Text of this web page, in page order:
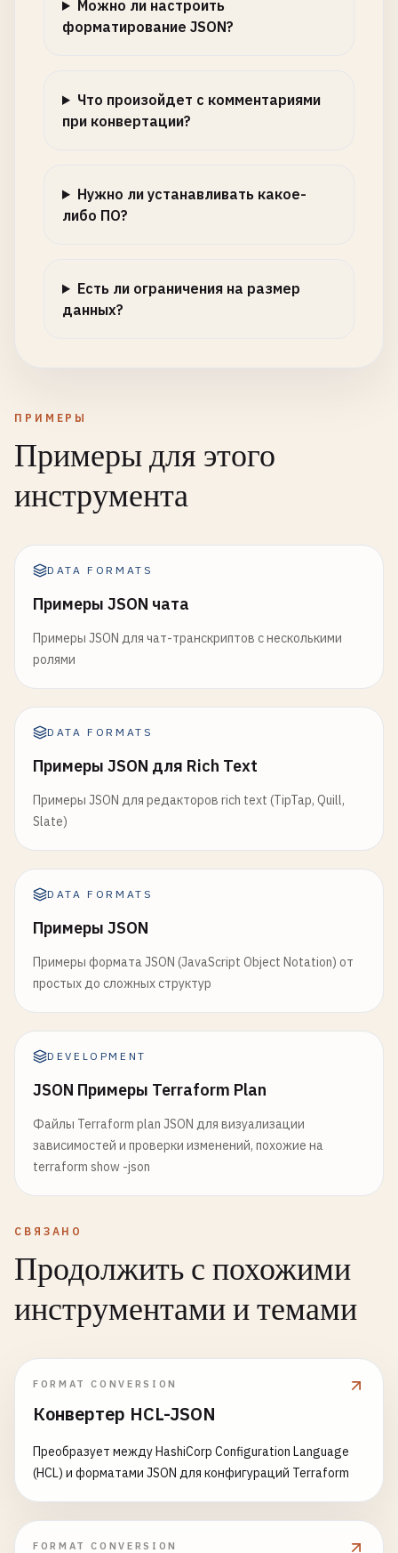
Можно ли настроить
форматирование JSON?
Что произойдет с комментариями
при конвертации?
Нужно ли устанавливать какое-
либо ПО?
Есть ли ограничения на размер
данных?
ПРИМЕРЫ
Примеры для этого
инструмента
DATA FORMATS
Примеры JSON чата
Примеры JSON для чат-транскриптов с несколькими
ролями
DATA FORMATS
Примеры JSON для Rich Text
Примеры JSON для редакторов rich text (TipTap, Quill,
Slate)
DATA FORMATS
Примеры JSON
Примеры формата JSON (JavaScript Object Notation) от
простых до сложных структур
DEVELOPMENT
JSON Примеры Terraform Plan
Файлы Terraform plan JSON для визуализации
зависимостей и проверки изменений, похожие на
terraform show -json
СВЯЗАНО
Продолжить с похожими
инструментами и темами
FORMAT CONVERSION
Конвертер HCL-JSON
Преобразует между HashiCorp Configuration Language
(HCL) и форматами JSON для конфигураций Terraform
FORMAT CONVERSION